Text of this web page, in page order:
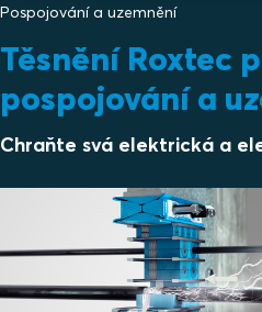
Pospojování a uzemnění
Těsnění Roxtec
pospojování a
Chraňte svá elektrická a